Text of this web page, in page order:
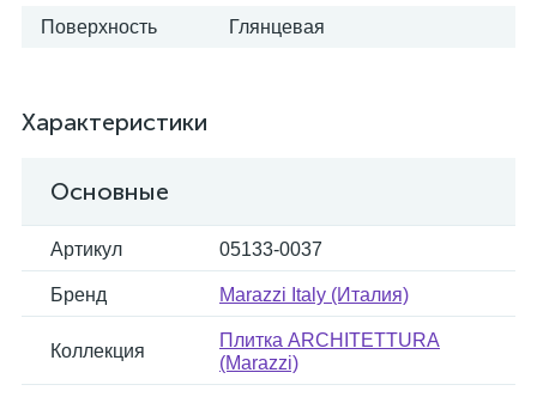
Поверхность Глянцевая
Характеристики
Основные
Артикул 05133-0037
Бренд Marazzi Italy (Италия)
Коллекция
Плитка ARCHITETTURA
(Marazzi)